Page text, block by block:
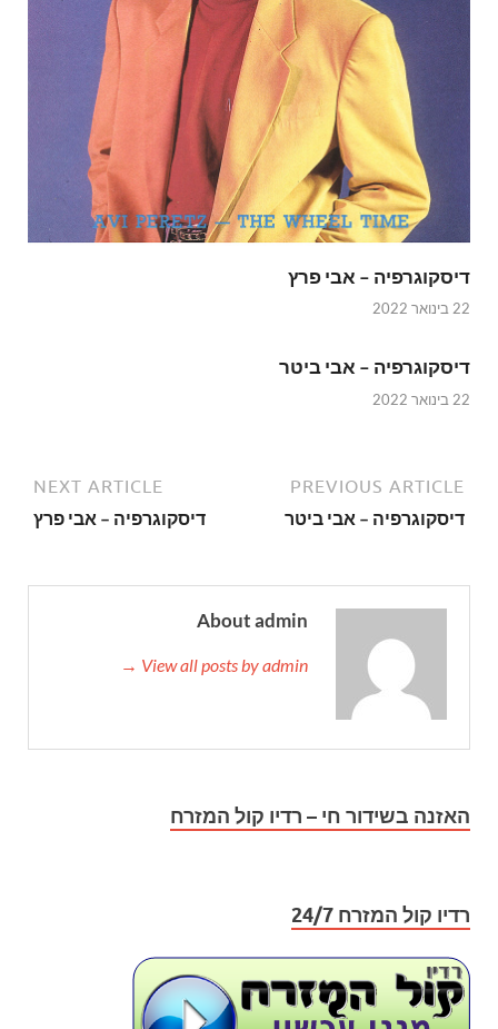
דיסקוגרפיה – אבי פרץ
22 בינואר 2022
דיסקוגרפיה – אבי ביטר
22 בינואר 2022
PREVIOUS ARTICLE
דיסקוגרפיה – אבי ביטר
NEXT ARTICLE
דיסקוגרפיה – אבי פרץ
About admin
View all posts by admin →
האזנה בשידור חי – רדיו קול המזרח
רדיו קול המזרח 24/7